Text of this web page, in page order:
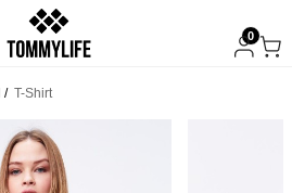
0
/ T-Shirt